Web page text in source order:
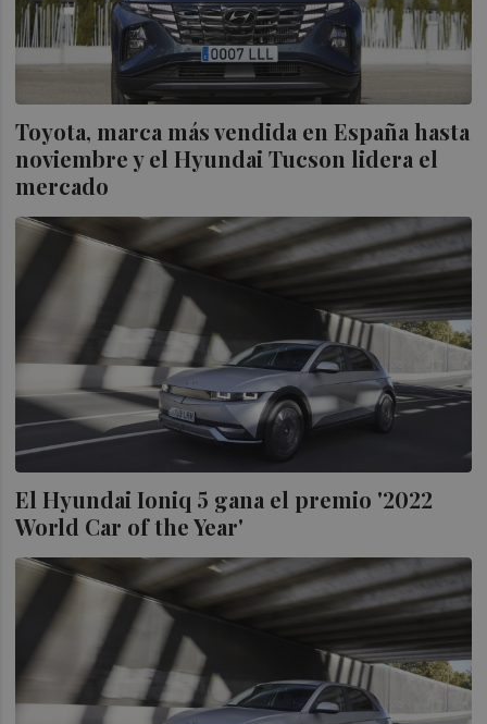
Toyota, marca más vendida en España hasta
noviembre y el Hyundai Tucson lidera el
mercado
El Hyundai Ioniq 5 gana el premio '2022
World Car of the Year'